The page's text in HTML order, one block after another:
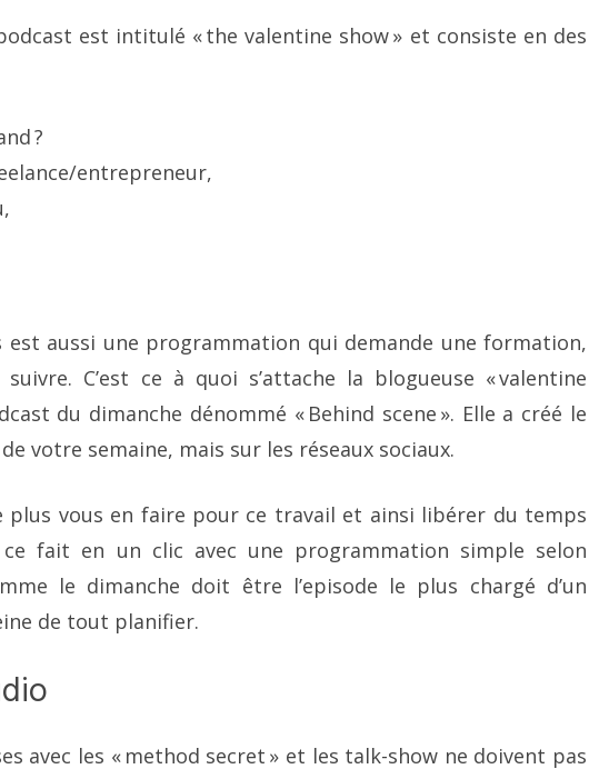
est intitulé « the valentine show » et consiste en des
?
entrepreneur,
est aussi une programmation qui demande une formation,
C’est ce à quoi s’attache la blogueuse « valentine
du dimanche dénommé « Behind scene ». Elle a créé le
votre semaine, mais sur les réseaux sociaux.
plus vous en faire pour ce travail et ainsi libérer du temps
fait en un clic avec une programmation simple selon
le dimanche doit être l’episode le plus chargé d’un
de tout planifier.
avec les « method secret » et les talk-show ne doivent pas